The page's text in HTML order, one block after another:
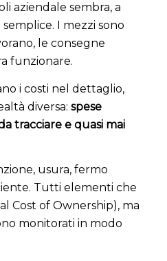
aziendale sembra, a
I mezzi sono
le consegne
funzionare.
i costi nel dettaglio,
diversa: spese
tracciare e quasi mai
usura, fermo
Tutti elementi che
Cost of Ownership), ma
monitorati in modo